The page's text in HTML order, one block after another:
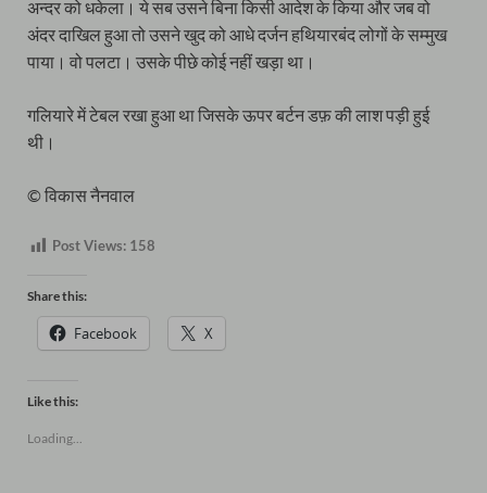
अन्दर को धकेला। ये सब उसने बिना किसी आदेश के किया और जब वो
अंदर दाखिल हुआ तो उसने खुद को आधे दर्जन हथियारबंद लोगों के सम्मुख
पाया। वो पलटा। उसके पीछे कोई नहीं खड़ा था।
गलियारे में टेबल रखा हुआ था जिसके ऊपर बर्टन डफ़ की लाश पड़ी हुई
थी।
© विकास नैनवाल
Post Views: 158
Share this:
Facebook X
Like this:
Loading...